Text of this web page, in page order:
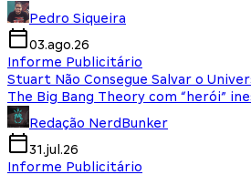
Pedro Siqueira
03.ago.26
Informe Publicitário
Stuart Não Consegue Salvar o
The Big Bang Theory com “herói”
Redação NerdBunker
31.jul.26
Informe Publicitário